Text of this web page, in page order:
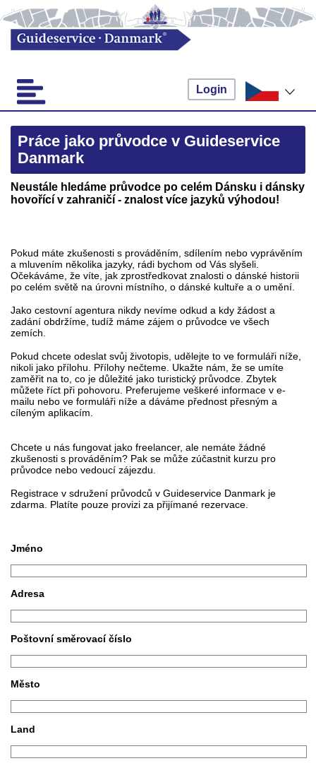
Login
Práce jako průvodce v Guideservice
Danmark
Neustále hledáme průvodce po celém Dánsku i dánsky
hovořící v zahraničí - znalost více jazyků výhodou!
Pokud máte zkušenosti s prováděním, sdílením nebo vyprávěním
a mluvením několika jazyky, rádi bychom od Vás slyšeli.
Očekáváme, že víte, jak zprostředkovat znalosti o dánské historii
po celém světě na úrovni místního, o dánské kultuře a o umění.
Jako cestovní agentura nikdy nevíme odkud a kdy žádost a
zadání obdržíme, tudíž máme zájem o průvodce ve všech
zemích.
Pokud chcete odeslat svůj životopis, udělejte to ve formuláři níže,
nikoli jako přílohu. Přílohy nečteme. Ukažte nám, že se umíte
zaměřit na to, co je důležité jako turistický průvodce. Zbytek
můžete říct při pohovoru. Preferujeme veškeré informace v e-
mailu nebo ve formuláři níže a dáváme přednost přesným a
cíleným aplikacím.
Chcete u nás fungovat jako freelancer, ale nemáte žádné
zkušenosti s prováděním? Pak se může zúčastnit kurzu pro
průvodce nebo vedoucí zájezdu.
Registrace v sdružení průvodců v Guideservice Danmark je
zdarma. Platíte pouze provizi za přijímané rezervace.
Jméno
Adresa
Poštovní směrovací číslo
Město
Land